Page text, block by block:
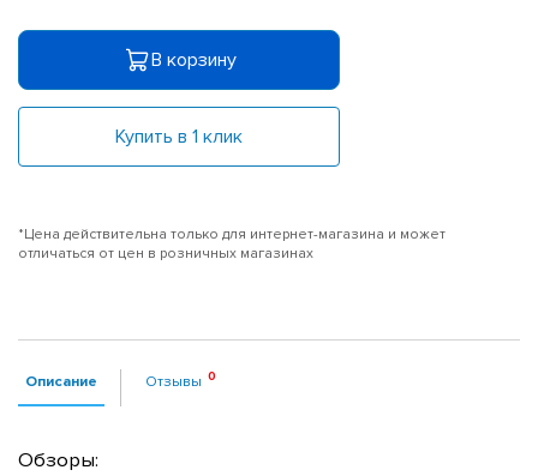
В корзину
Купить в 1 клик
*Цена действительна только для интернет-магазина и может
отличаться от цен в розничных магазинах
Описание Отзывы
Обзоры: